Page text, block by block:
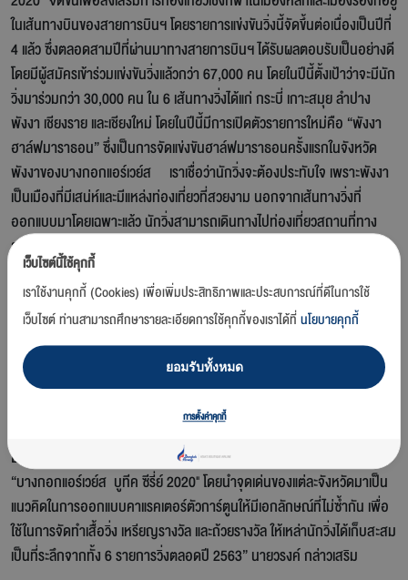
ในเส้นทางบินของสายการบินฯ โดยรายการแข่งขันวิ่งนี้จัดขึ้นต่อเนื่องเป็นปีที่
4 แล้ว ซึ่งตลอดสามปีที่ผ่านมาทางสายการบินฯ ได้รับผลตอบรับเป็นอย่างดี
โดยมีผู้สมัครเข้าร่วมเเข่งขันวิ่งแล้วกว่า 67,000 คน โดยในปีนี้ตั้งเป้าว่าจะมีนัก
วิ่งมาร่วมกว่า 30,000 คน ใน 6 เส้นทางวิ่งได้แก่ กระบี่ เกาะสมุย ลำปาง
พังงา เชียงราย และเชียงใหม่ โดยในปีนี้มีการเปิดตัวรายการใหม่คือ “พังงา
ฮาล์ฟมาราธอน” ซึ่งเป็นการจัดแข่งขันฮาล์ฟมาราธอนครั้งแรกในจังหวัด
พังงาของบางกอกแอร์เวย์ส เราเชื่อว่านักวิ่งจะต้องประทับใจ เพราะพังงา
เป็นเมืองที่มีเสน่ห์และมีแหล่งท่องเที่ยวที่สวยงาม นอกจากเส้นทางวิ่งที่
ออกแบบมาโดยเฉพาะแล้ว นักวิ่งสามารถเดินทางไปท่องเที่ยวสถานที่ทาง
ธรรมชาติที่สวยงามและมีชื่อเสียงต่างๆ ของจังหวัดพังงา อาทิ เขาตะปู เขา
หลัก เสม็ดนางชี เมืองเก่าตะกั่วป่า เป็นต้น ซึ่งในปีนี้เราได้พันธมิตรใหม่คือ
บริษัท อาซาตซู (ประเทศไทย) จำกัด เจ้าของลิขสิทธิ์งานวิ่งยูนิค รันนิ่ง
(Unique Running) วิ่งเพื่อมรดกโลก มาเป็นผู้ออกแบบเส้นทางวิ่งให้มีความ
เป็นเอกลักษณ์และผสมผสานความเป็นบูทีคในแบบฉบับของบางกอกแอร์
เวย์ส”
“นอกจากนี้ ทางสายการบินฯ ยังได้ร่วมมือกับ Painterbell (เศรษฐพร ก่อ
Lulu and Friends" มาร่วมออกแบบคอลเลคชั่นพิเศษสำหรับรายการวิ่ง
“บางกอกแอร์เวย์ส บูทีค ซีรี่ย์ 2020" โดยนำจุดเด่นของแต่ละจังหวัดมาเป็น
แนวคิดในการออกแบบคาแรคเตอร์ตัวการ์ตูนให้มีเอกลักษณ์ที่ไม่ซ้ำกัน เพื่อ
ใช้ในการจัดทำเสื้อวิ่ง เหรียญรางวัล และถ้วยรางวัล ให้เหล่านักวิ่งได้เก็บสะสม
เป็นที่ระลึกจากทั้ง 6 รายการวิ่งตลอดปี 2563” นายวรงค์ กล่าวเสริม
เว็บไซต์นี้ใช้คุกกี้
เราใช้งานคุกกี้ (Cookies) เพื่อเพิ่มประสิทธิภาพและประสบการณ์ที่ดีในการใช้
เว็บไซต์ ท่านสามารถศึกษารายละเอียดการใช้คุกกี้ของเราได้ที่นโยบายคุกกี้
ยอมรับทั้งหมด
การตั้งค่าคุกกี้